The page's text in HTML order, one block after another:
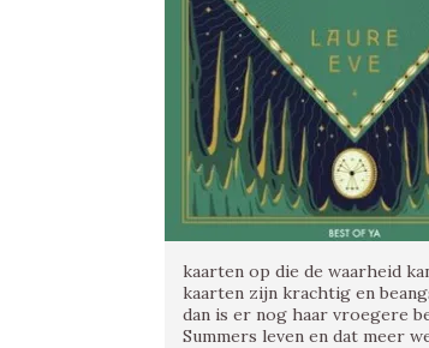
kaarten op die de waarheid
kaarten zijn krachtig en
dan is er nog haar vroegere
Summers leven en dat meer